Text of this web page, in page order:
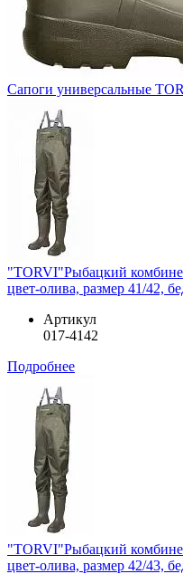
Сапоги универсальные
"TORVI"Рыбацкий
цвет-олива, размер 41/42,
Артикул
017-4142
Подробнее
"TORVI"Рыбацкий
цвет-олива, размер 42/43,